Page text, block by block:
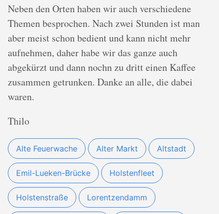
Neben den Orten haben wir auch verschiedene
Themen besprochen. Nach zwei Stunden ist man
aber meist schon bedient und kann nicht mehr
aufnehmen, daher habe wir das ganze auch
abgekürzt und dann nochn zu dritt einen Kaffee
zusammen getrunken. Danke an alle, die dabei
waren.
Thilo
Alte Feuerwache Alter Markt Altstadt
Emil-Lueken-Brücke Holstenfleet
Holstenstraße Lorentzendamm